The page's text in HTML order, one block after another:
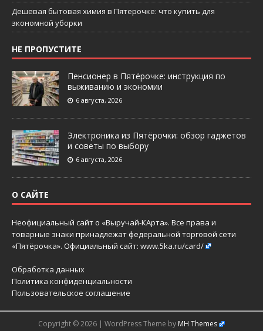
Дешевая бытовая химия в Пятерочке: что купить для
экономной уборки
НЕ ПРОПУСТИТЕ
Пенсионер в Пятёрочке: инструкция по
выживанию и экономии
6 августа, 2026
Электроника из Пятёрочки: обзор гаджетов
и советы по выбору
6 августа, 2026
О САЙТЕ
Неофициальный сайт о «Выручай-КАрта». Все права и
товарные знаки принадлежат федеральной торговой сети
«Пятёрочка». Официальный сайт: www.5ka.ru/card/
Обработка данных
Политика конфиденциальности
Пользовательское соглашение
Copyright © 2026 | WordPress Theme by MH Themes